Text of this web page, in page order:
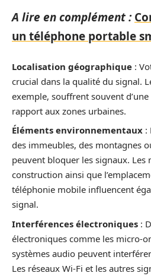
A lire en complément :
un téléphone portable
Localisation géographique :
crucial dans la qualité du signal.
exemple, souffrent souvent
rapport aux zones urbaines.
Éléments environnementaux :
des immeubles, des montagnes
peuvent bloquer les signaux. Les
construction ainsi que
téléphonie mobile influencent
signal.
Interférences électroniques :
électroniques comme les micro-
systèmes audio peuvent
Les réseaux Wi-Fi et les autres